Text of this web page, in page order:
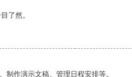
了然。
作演示文稿、管理日程安排等。